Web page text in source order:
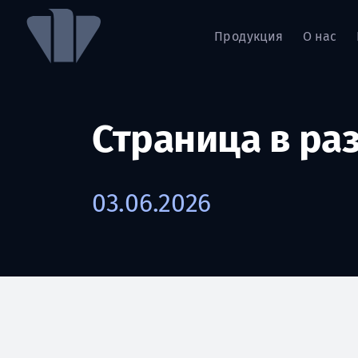
Продукция О нас
Страница в
03.06.2026